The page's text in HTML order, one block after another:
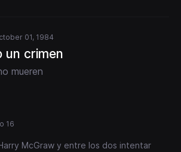
01, 1984
un crimen
mueren
16
McGraw y entre los dos intentar